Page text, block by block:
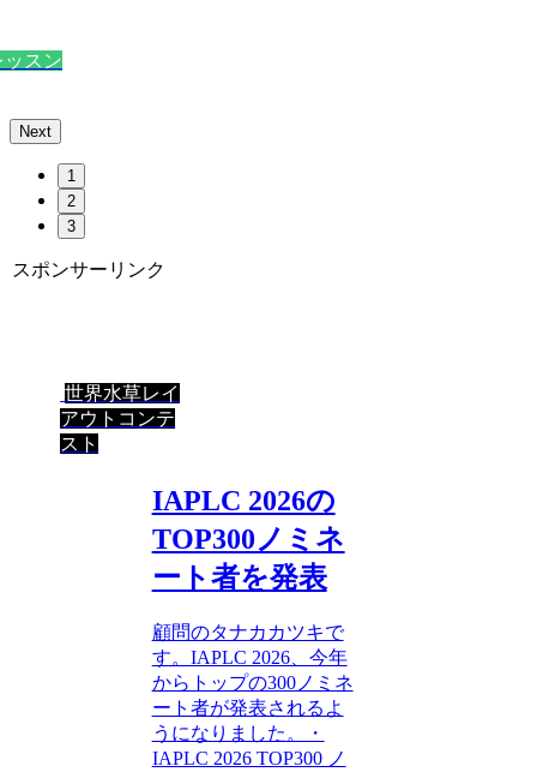
スン
Next
1
2
3
スポンサーリンク
世界水草レイ
アウトコンテ
スト
IAPLC 2026の
TOP300ノミネ
ート者を発表
顧問のタナカカツキで
す。IAPLC 2026、今年
からトップの300ノミネ
ート者が発表されるよ
うになりました。・
IAPLC 2026 TOP300 ノ